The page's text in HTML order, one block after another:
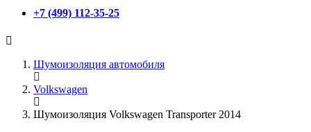
+7 (499) 112-35-25
Шумоизоляция автомобиля
Volkswagen
Шумоизоляция Volkswagen Transporter 2014